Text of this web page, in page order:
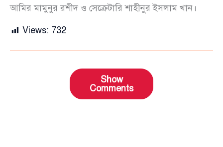
আমির মামুনুর রশীদ ও সেক্রেটারি শাহীনুর ইসলাম খান।
Views: 732
Show
Comments